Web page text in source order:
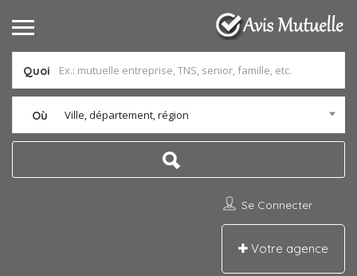
Quoi
Où Ville, département, région
Se Connecter
Votre agence